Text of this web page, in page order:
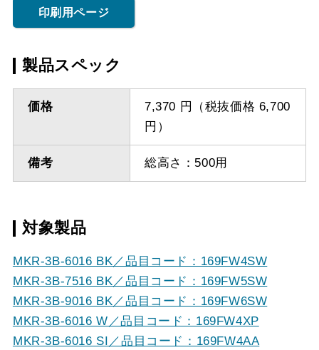
印刷用ページ
製品スペック
価格
7,370 円（税抜価格 6,700
円）
備考 総高さ：500用
対象製品
MKR-3B-6016 BK／品目コード：169FW4SW
MKR-3B-7516 BK／品目コード：169FW5SW
MKR-3B-9016 BK／品目コード：169FW6SW
MKR-3B-6016 W／品目コード：169FW4XP
MKR-3B-6016 SI／品目コード：169FW4AA